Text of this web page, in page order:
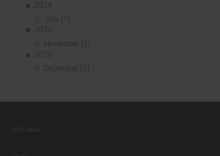
2014
Juni (1)
2012
November (2)
2010
Dezember (1)
SITEMAP